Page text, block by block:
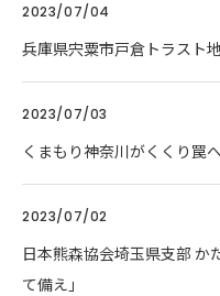
2023/07/04
兵庫県宍粟市戸倉トラスト
2023/07/03
くまもり神奈川がくくり罠
2023/07/02
日本熊森協会埼玉県支部 か
て備え」